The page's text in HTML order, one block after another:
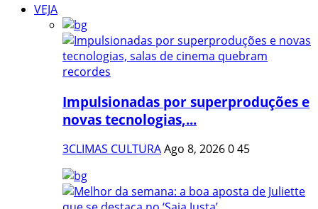
VEJA
Impulsionadas por superproduções e
novas tecnologias,...
3CLIMAS CULTURAAgo 8, 2026045